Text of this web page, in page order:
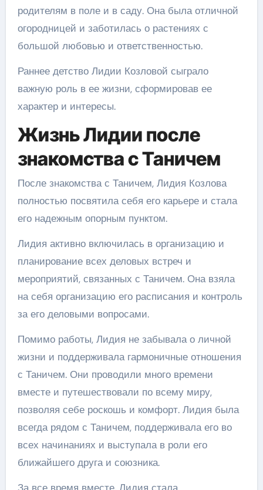
родителям в поле и в саду. Она была отличной
огородницей и заботилась о растениях с
большой любовью и ответственностью.
Раннее детство Лидии Козловой сыграло
важную роль в ее жизни, сформировав ее
характер и интересы.
Жизнь Лидии после
знакомства с Таничем
После знакомства с Таничем, Лидия Козлова
полностью посвятила себя его карьере и стала
его надежным опорным пунктом.
Лидия активно включилась в организацию и
планирование всех деловых встреч и
мероприятий, связанных с Таничем. Она взяла
на себя организацию его расписания и контроль
за его деловыми вопросами.
Помимо работы, Лидия не забывала о личной
жизни и поддерживала гармоничные отношения
с Таничем. Они проводили много времени
вместе и путешествовали по всему миру,
позволяя себе роскошь и комфорт. Лидия была
всегда рядом с Таничем, поддерживала его во
всех начинаниях и выступала в роли его
ближайшего друга и союзника.